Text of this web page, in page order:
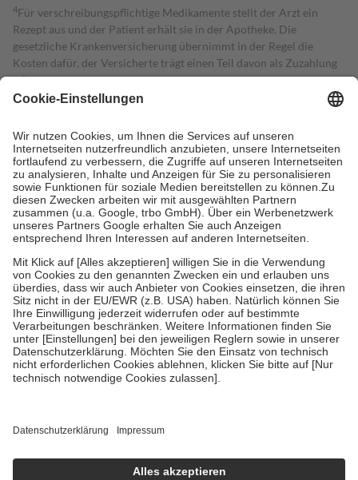
4Für verschreibungspflichtige Medikamente stellt der Arzt ein
Rezept aus und der Patient erhält sie in der Apotheke. Die
gesetzliche Krankenversicherung übernimmt in der Regel die
Kosten dafür, der Versicherte trägt einen Teil davon als Zuzahlung
mit.
Grundsätzlich leisten Mitglieder Zuzahlungen in Höhe von zehn
höchstens zehn Euro.
Es sind jedoch nie mehr als die tatsächlichen
Kosten der Leistung zu entrichten.
Diese Regeln gelten grundsätzlich auch für Online-Apotheken.
Bei Heilmitteln und häuslicher Krankenpflege beträgt die
Zuzahlung zehn Prozent der Kosten sowie zehn Euro je
Verordnung.
Um das Engagement der Versicherten für ihre eigene Gesundheit zu
stärken und die besondere Stellung der Familie zu unterstützen,
fallenkeine Zuzahlungenan bei:
• Kindern und Jugendlichen bis zum vollendeten 18. Lebensjahr
mit Ausnahme der Fahrkosten
• Untersuchungen zur Vorsorge und Früherkennung, die von der
GKV getragen werden
• empfohlenen Schutzimpfungen
• Harn- und Blutteststreifen
getroffen, um sicherzustellen, dass es sich um echte Bewertungen
https://help.etrusted.com/hc/de/articles/4419944605341